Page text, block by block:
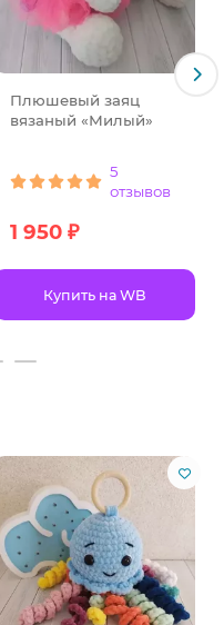
Плюшевый заяц
вязаный «Милый»
5
отзывов
1 950 ₽
Купить на WB